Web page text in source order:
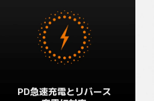
PD急速充電とリバース